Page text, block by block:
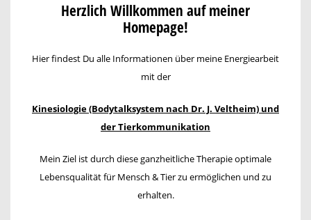
Herzlich Willkommen auf meiner
Homepage!
Hier findest Du alle Informationen über meine Energiearbeit
mit der
Kinesiologie (Bodytalksystem nach Dr. J. Veltheim) und
der Tierkommunikation
Mein Ziel ist durch diese ganzheitliche Therapie optimale
Lebensqualität für Mensch & Tier zu ermöglichen und zu
erhalten.